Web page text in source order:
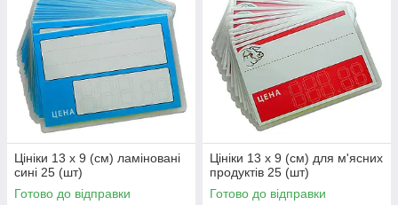
Цініки 13 х 9 (см) ламіновані
сині 25 (шт)
Готово до відправки
Цініки 13 х 9 (см) для м'ясних
продуктів 25 (шт)
Готово до відправки